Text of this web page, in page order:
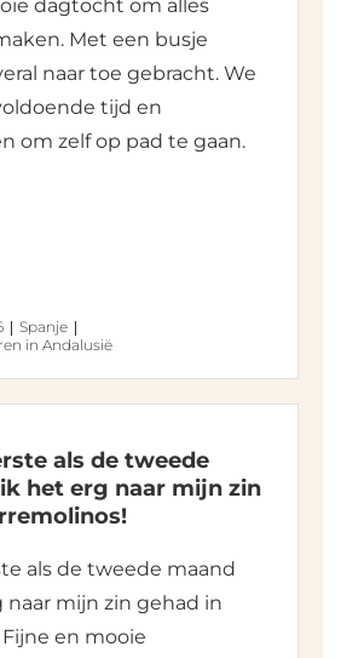
dagtocht om alles
Met een busje
naar toe gebracht. We
tijd en
om zelf op pad te gaan.
Spanje
in Andalusië
als de tweede
het erg naar mijn zin
als de tweede maand
naar mijn zin gehad in
en mooie